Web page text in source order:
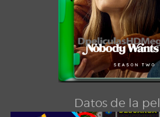
Datos de la